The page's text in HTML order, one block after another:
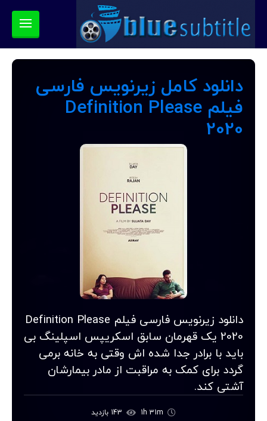
دانلود کامل زیرنویس فارسی
فیلم Definition Please
2020
دانلود زیرنویس فارسی فیلم Definition Please
2020 یک قهرمان سابق اسکریپس اسپلینگ بی
باید با برادر جدا شده اش وقتی به خانه برمی
گردد برای کمک به مراقبت از مادر بیمارشان
آشتی کند.